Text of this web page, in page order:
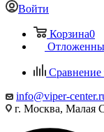
Войти
Корзина0
Сравнение
info@viper-
г. Москва, Малая